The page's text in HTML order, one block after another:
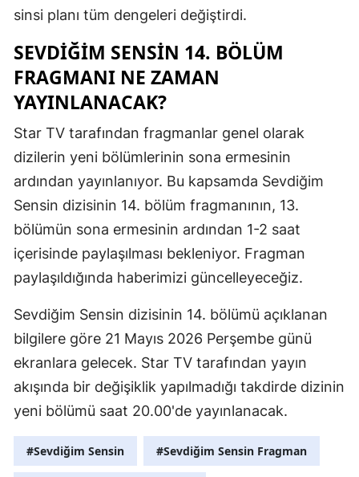
Sinop
Sivas
Tekirdağ
Tokat
Trabzon
Şanlıurfa
Van
sinsi planı tüm dengeleri değiştirdi.
SEVDIĞIM SENSIN 14. BÖLÜM
FRAGMANI NE ZAMAN
YAYINLANACAK?
Star TV tarafından fragmanlar genel olarak
dizilerin yeni bölümlerinin sona ermesinin
ardından yayınlanıyor. Bu kapsamda Sevdiğim
Sensin dizisinin 14. bölüm fragmanının, 13.
bölümün sona ermesinin ardından 1-2 saat
içerisinde paylaşılması bekleniyor. Fragman
paylaşıldığında haberimizi güncelleyeceğiz.
Sevdiğim Sensin dizisinin 14. bölümü açıklanan
bilgilere göre 21 Mayıs 2026 Perşembe günü
ekranlara gelecek. Star TV tarafından yayın
akışında bir değişiklik yapılmadığı takdirde dizinin
yeni bölümü saat 20.00'de yayınlanacak.
#Sevdiğim Sensin #Sevdiğim Sensin Fragman